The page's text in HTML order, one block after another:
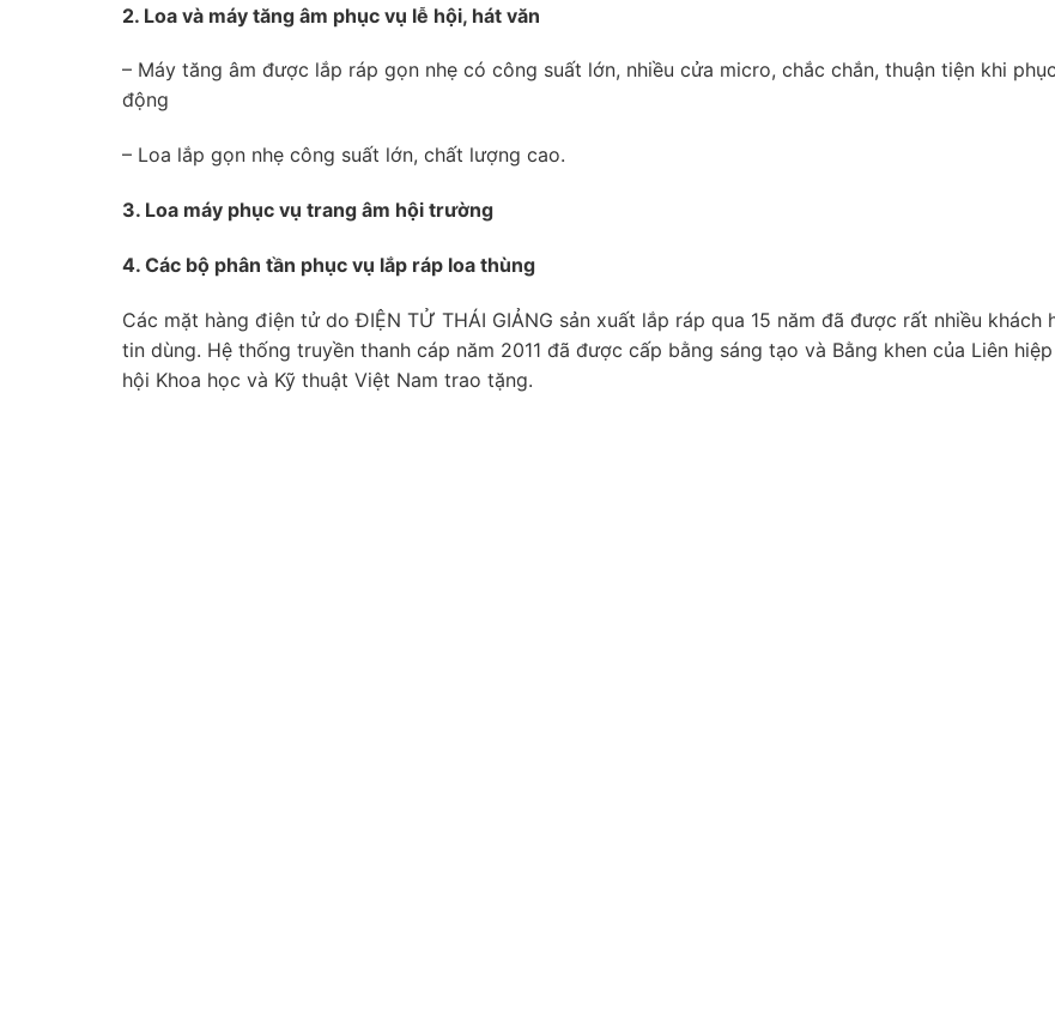
2. Loa và máy tăng âm phục vụ lễ hội, hát văn
– Máy tăng âm được lắp ráp gọn nhẹ có công suất lớn, nhiều cửa micro, chắc chắn, thuận tiện khi
động
– Loa lắp gọn nhẹ công suất lớn, chất lượng cao.
3. Loa máy phục vụ trang âm hội trường
4. Các bộ phân tần phục vụ lắp ráp loa thùng
Các mặt hàng điện tử do ĐIỆN TỬ THÁI GIẢNG sản xuất lắp ráp qua 15 năm đã được rất nhiều khách
tin dùng. Hệ thống truyền thanh cáp năm 2011 đã được cấp bằng sáng tạo và Bằng khen của Liên
hội Khoa học và Kỹ thuật Việt Nam trao tặng.